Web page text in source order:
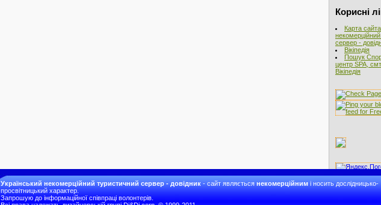
Корисні
Карта
сервер -
Вікіпедія
Пошук
центр SPA,
Вікіпедія
Український некомерційний туристичний сервер - довідник- сайт являєтьсянекомерційнимі носить дослідницько-
просвітницький характер.
Запрошую до інформаційної співпраці волонтерів.